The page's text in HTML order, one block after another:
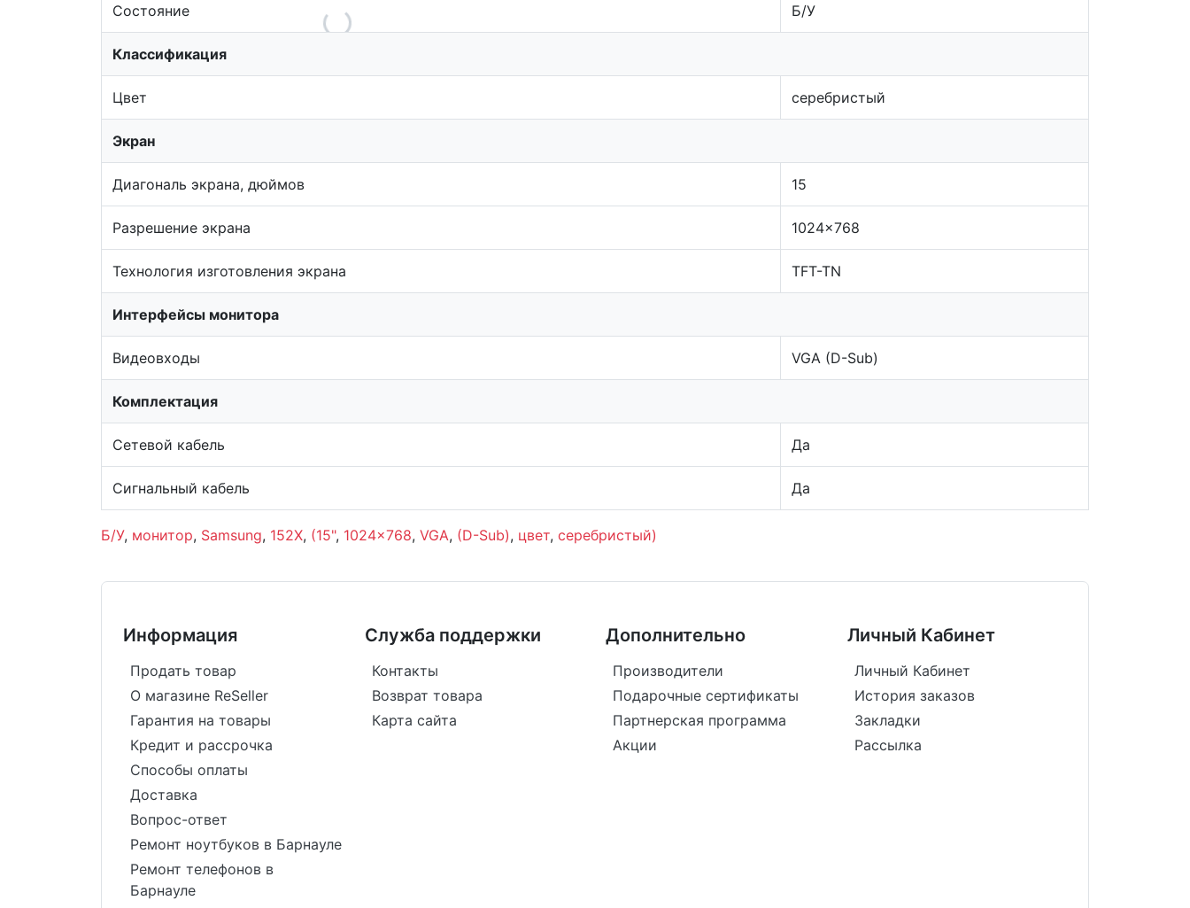
Состояние Б/У
Классификация
Цвет серебристый
Экран
Диагональ экрана, дюймов 15
Разрешение экрана 1024x768
Технология изготовления экрана TFT-TN
Интерфейсы монитора
Видеовходы VGA (D-Sub)
Комплектация
Сетевой кабель Да
Сигнальный кабель Да
Б/У, монитор, Samsung, 152X, (15", 1024x768, VGA, (D-Sub), цвет, серебристый)
Информация
Продать товар
О магазине ReSeller
Гарантия на товары
Кредит и рассрочка
Способы оплаты
Доставка
Вопрос-ответ
Ремонт ноутбуков в Барнауле
Ремонт телефонов в
Барнауле
Служба поддержки
Контакты
Возврат товара
Карта сайта
Дополнительно
Производители
Подарочные сертификаты
Партнерская программа
Акции
Личный Кабинет
Личный Кабинет
История заказов
Закладки
Рассылка